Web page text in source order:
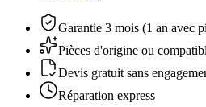
Garantie 3 mois (1 an avec
Pièces d'origine ou
Devis gratuit sans
Réparation express